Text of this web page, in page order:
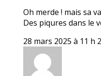
Oh merde ! mais sa
Des piqures dans le
28 mars 2025 à 11 h